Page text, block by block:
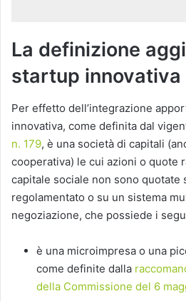
La definizione
startup innovativa
Per effetto dell’integrazione
innovativa, come definita dal
n. 179, è una società di capitali
cooperativa) le cui azioni o quote
capitale sociale non sono quotate
regolamentato o su un sistema
negoziazione, che possiede i
è una microimpresa o una
come definite dalla
della Commissione del 6